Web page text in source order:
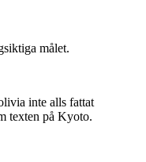
målet.
inte alls fattat
texten på Kyoto.